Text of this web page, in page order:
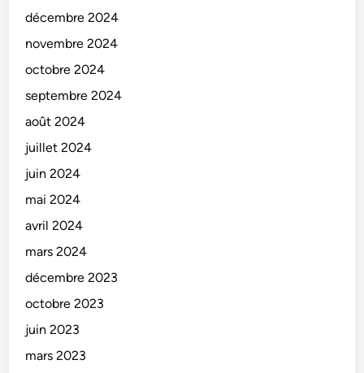
décembre 2024
novembre 2024
octobre 2024
septembre 2024
août 2024
juillet 2024
juin 2024
mai 2024
avril 2024
mars 2024
décembre 2023
octobre 2023
juin 2023
mars 2023